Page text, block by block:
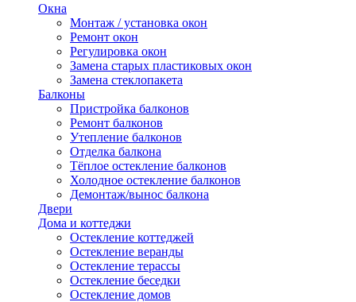
Окна
Монтаж / установка окон
Ремонт окон
Регулировка окон
Замена старых пластиковых окон
Замена стеклопакета
Балконы
Пристройка балконов
Ремонт балконов
Утепление балконов
Отделка балкона
Тёплое остекление балконов
Холодное остекление балконов
Демонтаж/вынос балкона
Двери
Дома и коттеджи
Остекление коттеджей
Остекление веранды
Остекление терассы
Остекление беседки
Остекление домов